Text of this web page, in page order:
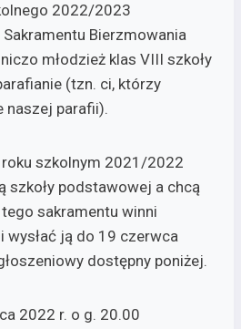
2022/2023
Bierzmowania
młodzież klas VIII szkoły
(tzn. ci, którzy
naszej parafii).
szkolnym 2021/2022
szkoły podstawowej a chcą
sakramentu winni
wysłać ją do 19 czerwca
dostępny poniżej.
2022 r. o g. 20.00